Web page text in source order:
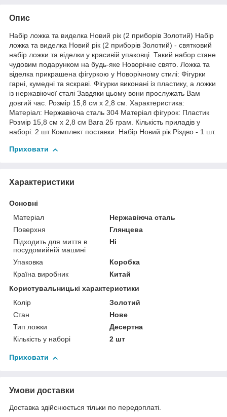
Опис
Набір ложка та виделка Новий рік (2 приборів Золотий) Набір
ложка та виделка Новий рік (2 приборів Золотий) - святковий
набір ложки та віделки у красивій упаковці. Такий набор стане
чудовим подарунком на будь-яке Новорічне свято. Ложка та
віделка прикрашена фігуркою у Новорічному стилі: Фігурки
гарні, кумедні та яскраві. Фігурки виконані із пластику, а ложки
із нержавіючої сталі Завдяки цьому вони прослужать Вам
довгий час. Розмір 15,8 см х 2,8 см. Характеристика:
Матеріал: Нержавіюча сталь 304 Матеріал фігурок: Пластик
Розмір 15,8 см х 2,8 см Вага 25 грам. Кількість приладів у
наборі: 2 шт Комплект поставки: Набір Новий рік Різдво - 1 шт.
Приховати
Характеристики
Основні
Матеріал
Нержавіюча сталь
Поверхня
Глянцева
Підходить для миття в
посудомийній машині
Ні
Упаковка
Коробка
Країна виробник
Китай
Користувальницькі характеристики
Колір
Золотий
Стан
Нове
Тип ложки
Десертна
Кількість у наборі
2 шт
Приховати
Умови доставки
Доставка здійснюється тільки по передоплаті.